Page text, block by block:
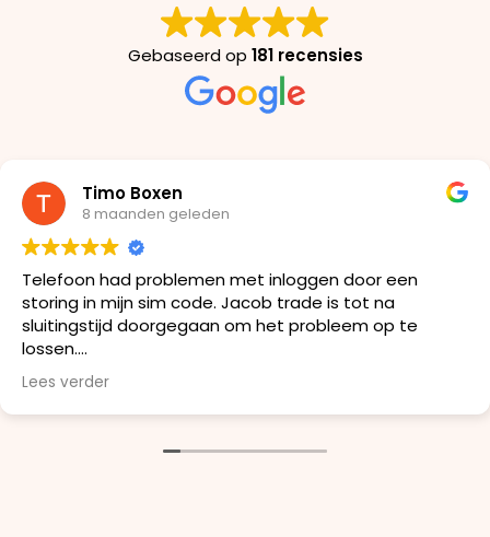
Gebaseerd op 181 recensies
Timo Boxen
8 maanden geleden
had problemen met inloggen door een
in mijn sim code. Jacob trade is tot na
doorgegaan om het probleem op te
noemen we service!
verder